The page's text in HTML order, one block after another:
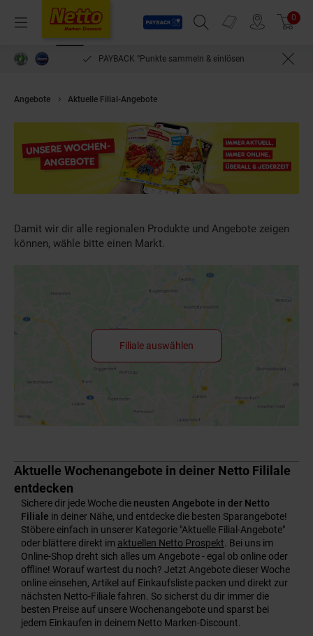
Menü
Payback
Suchfeld einblenden
Prospekte 0
PAYBACK °Punkte sammeln & einlösen
Angebote Aktuelle Filial-Angebote
Damit wir dir alle regionalen Produkte und Angebote zeigen
können, wähle bitte einen Markt.
Filiale auswählen
Aktuelle Wochenangebote in deiner Netto Fililale
entdecken
Sichere dir jede Woche die neusten Angebote in der Netto
Filiale in deiner Nähe, und entdecke die besten Sparangebote!
Stöbere einfach in unserer Kategorie "Aktuelle Filial-Angebote"
oder blättere direkt im aktuellen Netto Prospekt. Bei uns im
Online-Shop dreht sich alles um Angebote - egal ob online oder
offline! Worauf wartest du noch? Jetzt Angebote dieser Woche
online einsehen, Artikel auf Einkaufsliste packen und direkt zur
nächsten Netto-Filiale fahren. So sicherst du dir immer die
besten Preise auf unsere Wochenangebote und sparst bei
jedem Einkaufen in deinem Netto Marken-Discount.